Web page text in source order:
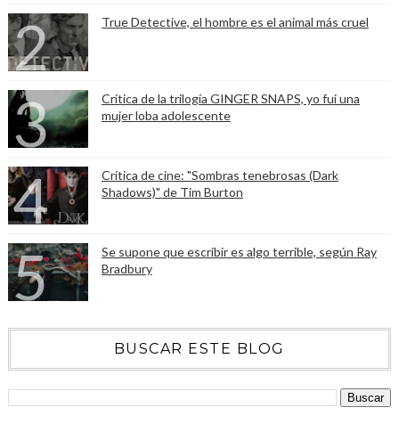
True Detective, el hombre es el animal más cruel
Crítica de la trilogía GINGER SNAPS, yo fui una
mujer loba adolescente
Crítica de cine: "Sombras tenebrosas (Dark
Shadows)" de Tim Burton
Se supone que escribir es algo terrible, según Ray
Bradbury
BUSCAR ESTE BLOG